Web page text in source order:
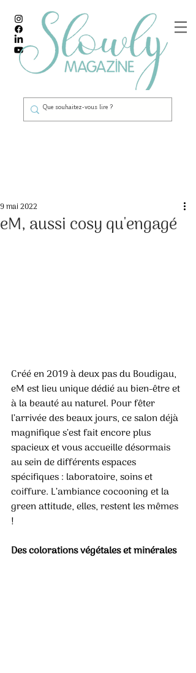
eM, aussi cosy qu'engagé
9 mai 2022
Créé en 2019 à deux pas du Boudigau,
eM est lieu unique dédié au bien-être et
à la beauté au naturel. Pour fêter
l’arrivée des beaux jours, ce salon déjà
magnifique s’est fait encore plus
spacieux et vous accueille désormais
au sein de différents espaces
spécifiques : laboratoire, soins et
coiffure. L’ambiance cocooning et la
green attitude, elles, restent les mêmes
!
Des colorations végétales et minérales